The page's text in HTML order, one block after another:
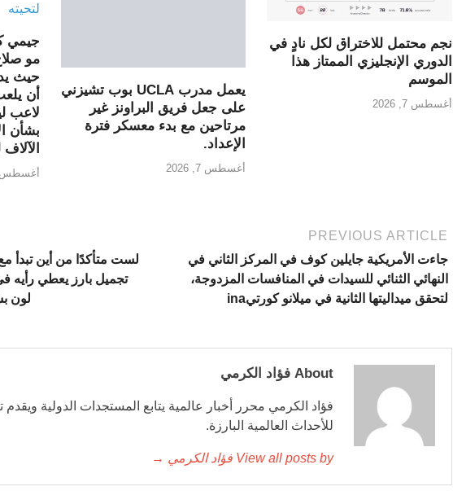
نجم محتمل للاختراق لكل نادٍ في
الدوري الإنجليزي الممتاز هذا
الموسم
أغسطس 7, 2026
يعمل مدرب UCLA بوب تشيزني
على جعل فريق البراونز غير
مرتاحين مع بدء معسكر فترة
الإعداد.
أغسطس 7, 2026
جيمي
مو
حيث
أن
لاعب
بشأن
الآلاف
أغسطس 7,
PREVIOUS ARTICLE
جاءت الأمريكية جايلين كوف في المركز الثاني في
النهائي الثنائي للسيدات في المنافسات المزدوجة،
لتحقق ميداليتها الثانية في ميلانو كورتيina
لست متأكدًا من أين تبدأ
تجميل بارز يعطي رأيه
لون
About فؤاد الكرمي
فؤاد الكرمي محرر أخبار عالمية يتابع المستجدات الدولية ويقدم
للأحداث العالمية البارزة.
View all posts by فؤاد الكرمي →